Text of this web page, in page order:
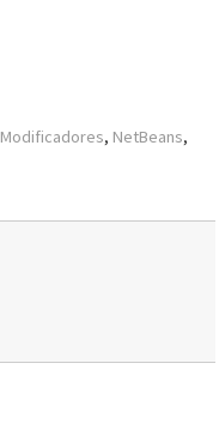
Modificadores, NetBeans,